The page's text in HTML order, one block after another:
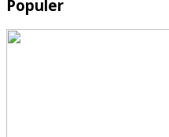
Populer